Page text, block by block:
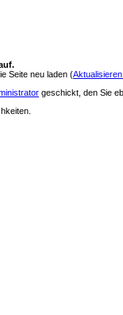
Seite neu laden (
geschickt, den Sie